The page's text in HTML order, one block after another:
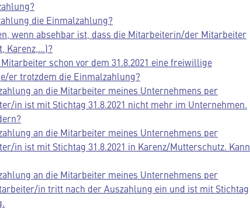
die Einmalzahlung?
wenn absehbar ist, dass die Mitarbeiterin/der Mitarbeiter
Karenz,…)?
schon vor dem 31.8.2021 eine freiwillige
er trotzdem die Einmalzahlung?
an die Mitarbeiter meines Unternehmens per
in ist mit Stichtag 31.8.2021 nicht mehr im Unternehmen.
an die Mitarbeiter meines Unternehmens per
in ist mit Stichtag 31.8.2021 in Karenz/Mutterschutz. Kann
an die Mitarbeiter meines Unternehmens per
in tritt nach der Auszahlung ein und ist mit Stichtag